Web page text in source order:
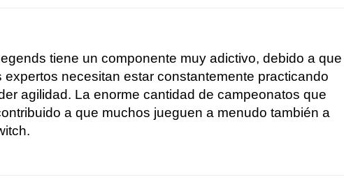
tiene un componente muy adictivo, debido a que
expertos necesitan estar constantemente practicando
agilidad. La enorme cantidad de campeonatos que
a que muchos jueguen a menudo también a